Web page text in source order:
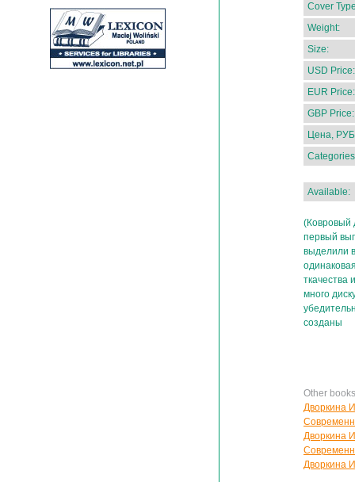
Cover
Weight:
Size:
USD Price:
EUR Price:
GBP Price:
Цена,
Available:
(Ковровый
первый
выделили
ткачества
много
созданы
Other
Дворкина
Дворкина
Дворкина